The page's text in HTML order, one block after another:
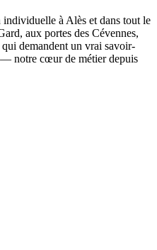
à Alès et dans tout le
aux portes des Cévennes,
qui demandent un vrai savoir-
— notre cœur de métier depuis